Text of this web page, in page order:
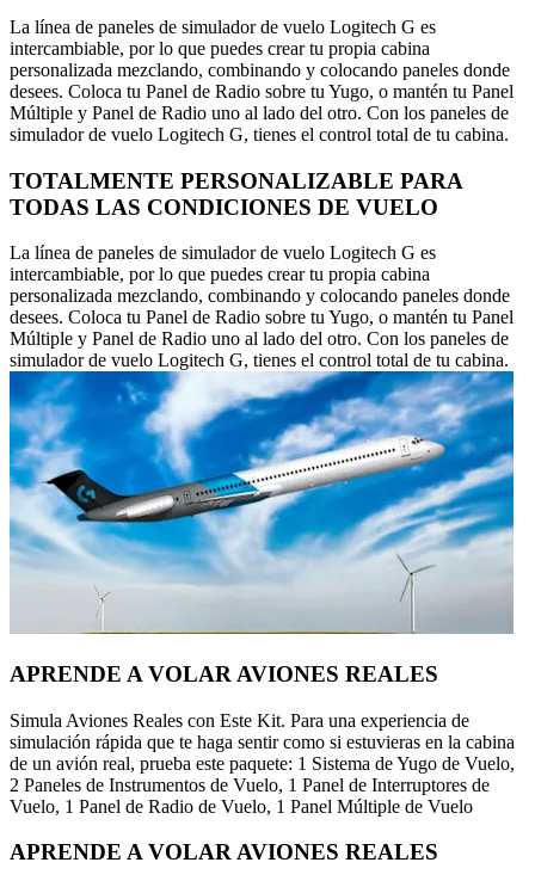
La línea de paneles de simulador de vuelo Logitech G es
intercambiable, por lo que puedes crear tu propia cabina
personalizada mezclando, combinando y colocando paneles donde
desees. Coloca tu Panel de Radio sobre tu Yugo, o mantén tu Panel
Múltiple y Panel de Radio uno al lado del otro. Con los paneles de
simulador de vuelo Logitech G, tienes el control total de tu cabina.
TOTALMENTE PERSONALIZABLE PARA
TODAS LAS CONDICIONES DE VUELO
La línea de paneles de simulador de vuelo Logitech G es
intercambiable, por lo que puedes crear tu propia cabina
personalizada mezclando, combinando y colocando paneles donde
desees. Coloca tu Panel de Radio sobre tu Yugo, o mantén tu Panel
Múltiple y Panel de Radio uno al lado del otro. Con los paneles de
simulador de vuelo Logitech G, tienes el control total de tu cabina.
APRENDE A VOLAR AVIONES REALES
Simula Aviones Reales con Este Kit. Para una experiencia de
simulación rápida que te haga sentir como si estuvieras en la cabina
de un avión real, prueba este paquete: 1 Sistema de Yugo de Vuelo,
2 Paneles de Instrumentos de Vuelo, 1 Panel de Interruptores de
Vuelo, 1 Panel de Radio de Vuelo, 1 Panel Múltiple de Vuelo
APRENDE A VOLAR AVIONES REALES